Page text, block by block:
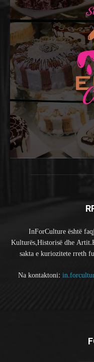
InForCulture është
Kulturës,Historisë dhe
sakta e kuriozitete rreth
Na kontaktoni: